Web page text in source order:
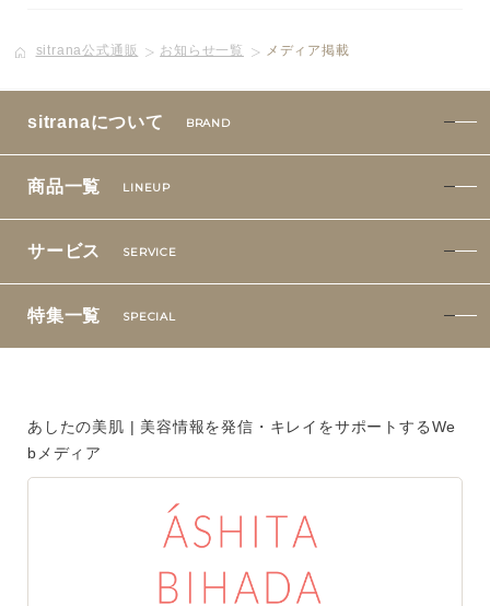
sitrana公式通販 お知らせ一覧 メディア掲載
sitranaについて BRAND
商品一覧 LINEUP
サービス SERVICE
特集一覧 SPECIAL
あしたの美肌 | 美容情報を発信・キレイをサポートするWe
bメディア